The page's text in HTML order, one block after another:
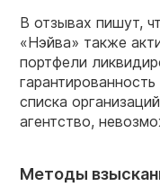
В отзывах пишут,
«Нэйва» также
портфели
списка
агентство,
Методы